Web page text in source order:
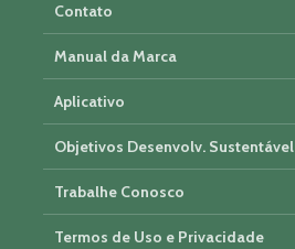
Contato
Manual da Marca
Aplicativo
Objetivos Desenvolv. Sustentável
Trabalhe Conosco
Termos de Uso e Privacidade